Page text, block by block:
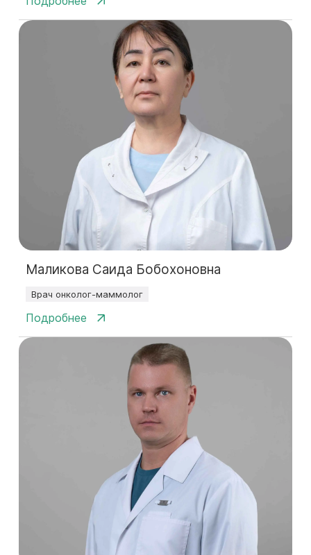
Маликова Саида Бобохоновна
Врач онколог-маммолог
Подробнее